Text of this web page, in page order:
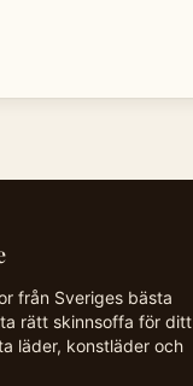
från Sveriges bästa
rätt skinnsoffa för ditt
läder, konstläder och